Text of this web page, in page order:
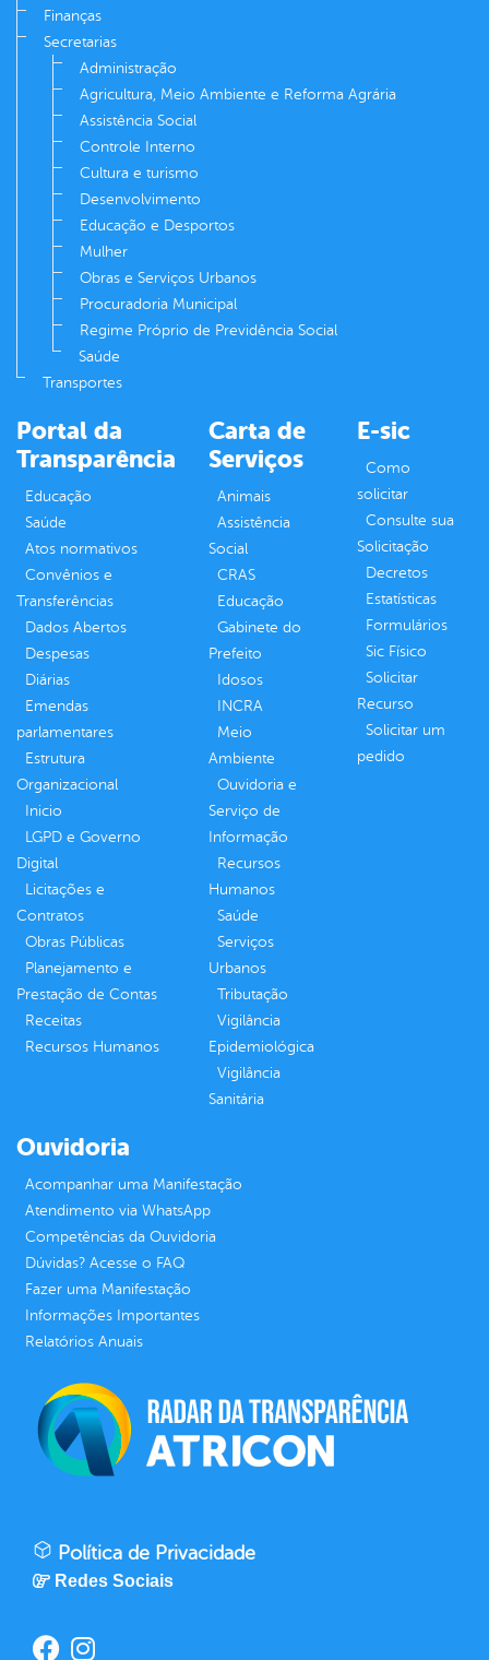
Finanças
Secretarias
Administração
Agricultura, Meio Ambiente e Reforma Agrária
Assistência Social
Controle Interno
Cultura e turismo
Desenvolvimento
Educação e Desportos
Mulher
Obras e Serviços Urbanos
Procuradoria Municipal
Regime Próprio de Previdência Social
Saúde
Transportes
Portal da
Transparência
Educação
Saúde
Atos normativos
Convênios e
Transferências
Dados Abertos
Despesas
Diárias
Emendas
parlamentares
Estrutura
Organizacional
Inicio
LGPD e Governo
Digital
Licitações e
Contratos
Obras Públicas
Planejamento e
Prestação de Contas
Receitas
Recursos Humanos
Carta de
Serviços
Animais
Assistência
Social
CRAS
Educação
Gabinete do
Prefeito
Idosos
INCRA
Meio
Ambiente
Ouvidoria e
Serviço de
Informação
Recursos
Humanos
Saúde
Serviços
Urbanos
Tributação
Vigilância
Epidemiológica
Vigilância
Sanitária
E-sic
Como
solicitar
Consulte sua
Solicitação
Decretos
Estatísticas
Formulários
Sic Físico
Solicitar
Recurso
Solicitar um
pedido
Ouvidoria
Acompanhar uma Manifestação
Atendimento via WhatsApp
Competências da Ouvidoria
Dúvidas? Acesse o FAQ
Fazer uma Manifestação
Informações Importantes
Relatórios Anuais
Política de Privacidade
Redes Sociais